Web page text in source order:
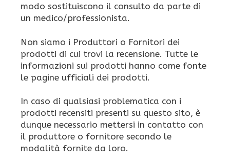
modo sostituiscono il consulto da parte di
un medico/professionista.
Non siamo i Produttori o Fornitori dei
prodotti di cui trovi la recensione. Tutte le
informazioni sui prodotti hanno come fonte
le pagine ufficiali dei prodotti.
In caso di qualsiasi problematica con i
prodotti recensiti presenti su questo sito, è
dunque necessario mettersi in contatto con
il produttore o fornitore secondo le
modalità fornite da loro.